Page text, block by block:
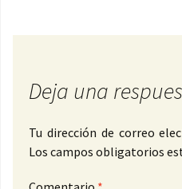
Deja una
Tu dirección de correo
Los campos obligatorios